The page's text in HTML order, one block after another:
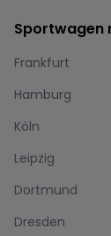
Sportwagen
Frankfurt
Hamburg
Köln
Leipzig
Dortmund
Dresden